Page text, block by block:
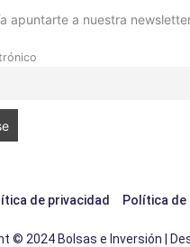
apuntarte a nuestra
de privacidad Política de
© 2024 Bolsas e Inversión |